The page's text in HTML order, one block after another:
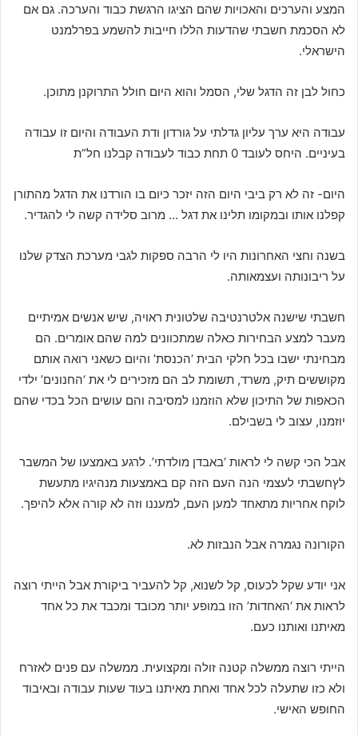
המצע והערכים והאכויות שהם הציגו הרגשת כבוד והערכה. גם אם
לא הסכמת חשבתי שהדעות הללו חייבות להשמע בפרלמנט
הישראלי.
כחול לבן זה הדגל שלי, הסמל והוא היום חולל התרוקנן מתוכן.
עבודה היא ערך עליון גדלתי על גורדון ודת העבודה והיום זו עבודה
בעיניים. היחס לעובד 0 תחת כבוד לעבודה קבלנו חל”ת
היום- זה לא רק ביבי היום הזה יזכר כיום בו הורדנו את הדגל מהתורן
קפלנו אותו ובמקומו תלינו את דגל … מרוב סלידה קשה לי להגדיר.
בשנה וחצי האחרונות היו לי הרבה ספקות לגבי מערכת הצדק שלנו
על ריבונותה ועצמאותה.
חשבתי שישנה אלטרנטיבה שלטונית ראויה, שיש אנשים אמיתיים
מעבר למצע הבחירות כאלה שמתכוונים למה שהם אומרים. הם
מבחינתי ישבו בכל חלקי הבית ‘הכנסת’ והיום כשאני רואה אותם
מקוששים תיק, משרד, תשומת לב הם מזכירים לי את ‘החנונים’ ילדי
הכאפות של התיכון שלא הוזמנו למסיבה והם עושים הכל בכדי שהם
יוזמנו, עצוב לי בשבילם.
אבל הכי קשה לי לראות ‘באבדן מולדתי’. לרגע באמצעו של המשבר
לץחשבתי לעצמי הנה העם הזה קם באמצעות מנהיגיו מתעשת
לוקח אחריות מתאחד למען העם, למעננו וזה לא קורה אלא להיפך.
הקורונה נגמרה אבל הנבזות לא.
אני יודע שקל לכעוס, קל לשנוא, קל להעביר ביקורת אבל הייתי רוצה
לראות את ‘האחדות’ הזו במופע יותר מכובד ומכבד את כל אחד
מאיתנו ואותנו כעם.
הייתי רוצה ממשלה קטנה זולה ומקצועית. ממשלה עם פנים לאזרח
ולא כזו שתעלה לכל אחד ואחת מאיתנו בעוד שעות עבודה ובאיבוד
החופש האישי.